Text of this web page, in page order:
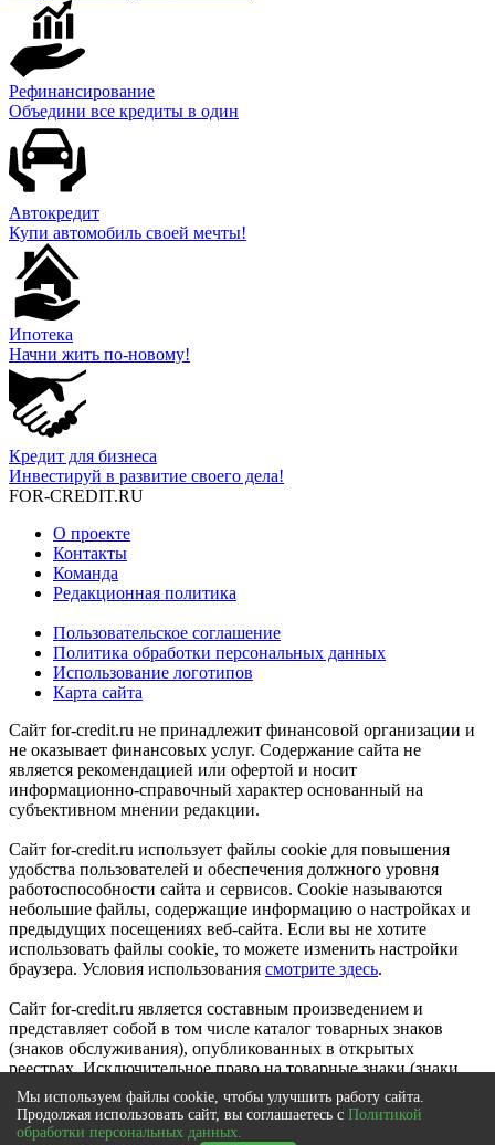
Рефинансирование
Объедини все кредиты в один
Автокредит
Купи автомобиль своей мечты!
Ипотека
Начни жить по-новому!
Кредит для бизнеса
Инвестируй в развитие своего дела!
FOR-CREDIT.RU
О проекте
Контакты
Команда
Редакционная политика
Пользовательское соглашение
Политика обработки персональных данных
Использование логотипов
Карта сайта
Сайт for-credit.ru не принадлежит финансовой организации и
не оказывает финансовых услуг. Содержание сайта не
является рекомендацией или офертой и носит
информационно-справочный характер основанный на
субъективном мнении редакции.
Сайт for-credit.ru использует файлы cookie для повышения
удобства пользователей и обеспечения должного уровня
работоспособности сайта и сервисов. Cookie называются
небольшие файлы, содержащие информацию о настройках и
предыдущих посещениях веб-сайта. Если вы не хотите
использовать файлы cookie, то можете изменить настройки
браузера. Условия использования смотрите здесь.
Сайт for-credit.ru является составным произведением и
представляет собой в том числе каталог товарных знаков
(знаков обслуживания), опубликованных в открытых
реестрах. Исключительное право на товарные знаки (знаки
обслуживания) принадлежат их правообладателям.
© 2012-2021
Выберите город| Вся Россия
Мы используем файлы cookie, чтобы улучшить работу сайта.
Продолжая использовать сайт, вы соглашаетесь с Политикой
обработки персональных данных.